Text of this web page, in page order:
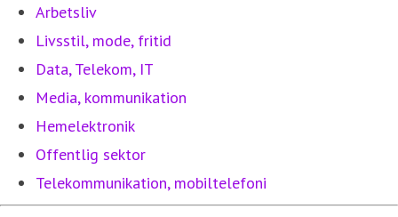
Arbetsliv
Livsstil, mode, fritid
Data, Telekom, IT
Media, kommunikation
Hemelektronik
Offentlig sektor
Telekommunikation, mobiltelefoni